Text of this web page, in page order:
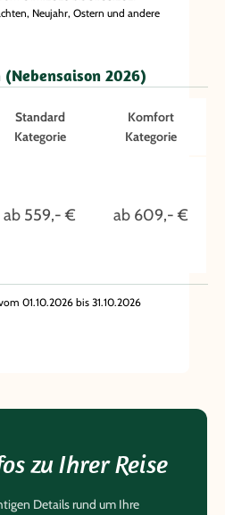
Neujahr, Ostern und andere
(Nebensaison 2026)
Standard
Kategorie
Komfort
Kategorie
ab 559,- € ab 609,- €
01.10.2026 bis 31.10.2026
zu Ihrer Reise
Details rund um Ihre